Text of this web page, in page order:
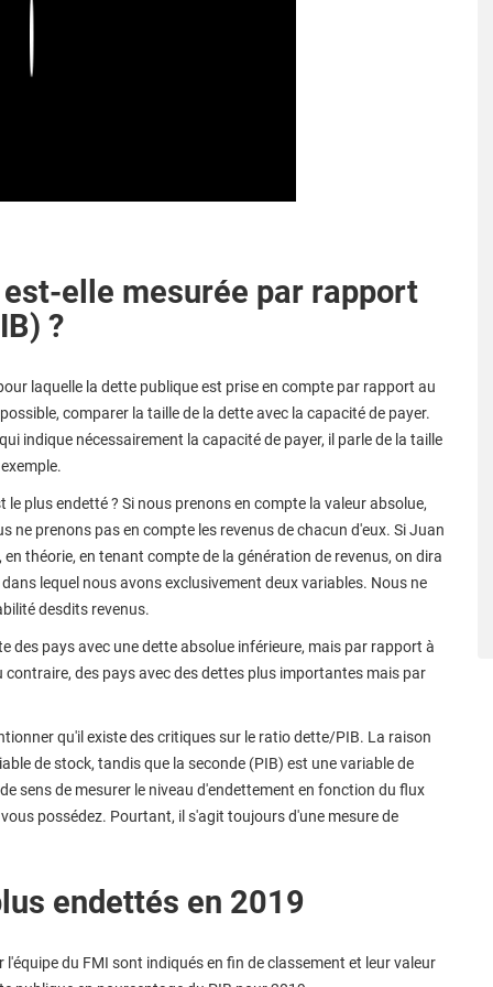
elle mesurée par rapport
?
laquelle la dette publique est prise en compte par rapport au
comparer la taille de la dette avec la capacité de payer.
indique nécessairement la capacité de payer, il parle de la taille
plus endetté ? Si nous prenons en compte la valeur absolue,
ne prenons pas en compte les revenus de chacun d'eux. Si Juan
théorie, en tenant compte de la génération de revenus, on dira
lequel nous avons exclusivement deux variables. Nous ne
desdits revenus.
des pays avec une dette absolue inférieure, mais par rapport à
des pays avec des dettes plus importantes mais par
qu'il existe des critiques sur le ratio dette/PIB. La raison
de stock, tandis que la seconde (PIB) est une variable de
sens de mesurer le niveau d'endettement en fonction du flux
possédez. Pourtant, il s'agit toujours d'une mesure de
endettés en 2019
du FMI sont indiqués en fin de classement et leur valeur